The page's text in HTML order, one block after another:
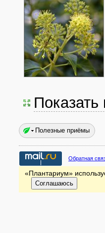
Полезные приёмы
Обратная
«Плантариум»
Соглашаюсь